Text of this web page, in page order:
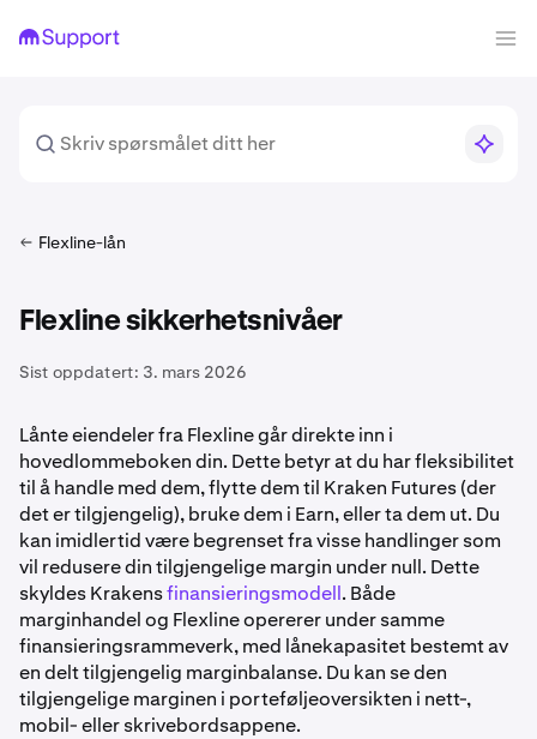
Flexline-lån
Flexline sikkerhetsnivåer
Sist oppdatert: 3. mars 2026
Lånte eiendeler fra Flexline går direkte inn i
hovedlommeboken din. Dette betyr at du har fleksibilitet
til å handle med dem, flytte dem til Kraken Futures (der
det er tilgjengelig), bruke dem i Earn, eller ta dem ut. Du
kan imidlertid være begrenset fra visse handlinger som
vil redusere din tilgjengelige margin under null. Dette
skyldes Krakensfinansieringsmodell. Både
marginhandel og Flexline opererer under samme
finansieringsrammeverk, med lånekapasitet bestemt av
en delt tilgjengelig marginbalanse. Du kan se den
tilgjengelige marginen i porteføljeoversikten i nett-,
mobil- eller skrivebordsappene.